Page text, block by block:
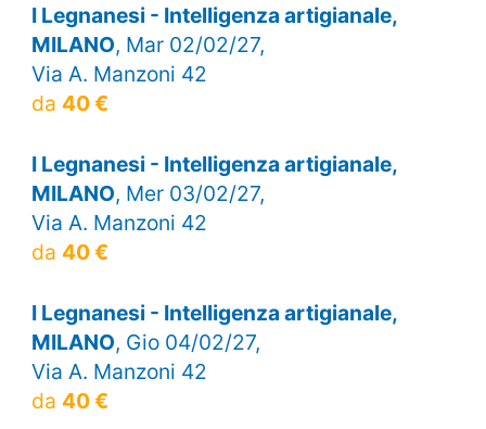
I Legnanesi - Intelligenza artigianale,
MILANO, Mar 02/02/27,
Via A. Manzoni 42
da 40 €
I Legnanesi - Intelligenza artigianale,
MILANO, Mer 03/02/27,
Via A. Manzoni 42
da 40 €
I Legnanesi - Intelligenza artigianale,
MILANO, Gio 04/02/27,
Via A. Manzoni 42
da 40 €